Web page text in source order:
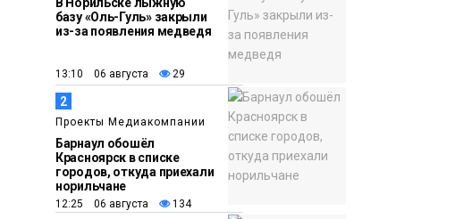
Общество
Акцию «Помоги пойти
учиться» запустили в
Молодёжном центре
16:50
05 августа
Лучшего
изолировщика на
базу «Оль-Гуль» закрыли
из-за появления медведя
13:10 06 августа 29
2
Проекты Медиакомпании
Барнаул обошёл
Красноярск в списке
городов, откуда приехали
норильчане
12:25 06 августа 134